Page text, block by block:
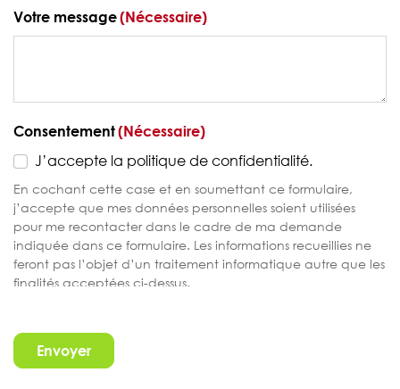
Votre message(Nécessaire)
Consentement(Nécessaire)
J’accepte la politique de confidentialité.
En cochant cette case et en soumettant ce formulaire,
j’accepte que mes données personnelles soient utilisées
pour me recontacter dans le cadre de ma demande
indiquée dans ce formulaire. Les informations recueillies ne
feront pas l’objet d’un traitement informatique autre que les
finalités acceptées ci-dessus.